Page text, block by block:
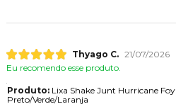
Thyago C. 21/07/2026
Eu recomendo esse produto.
Produto:Lixa Shake Junt Hurricane Foy
Preto/Verde/Laranja